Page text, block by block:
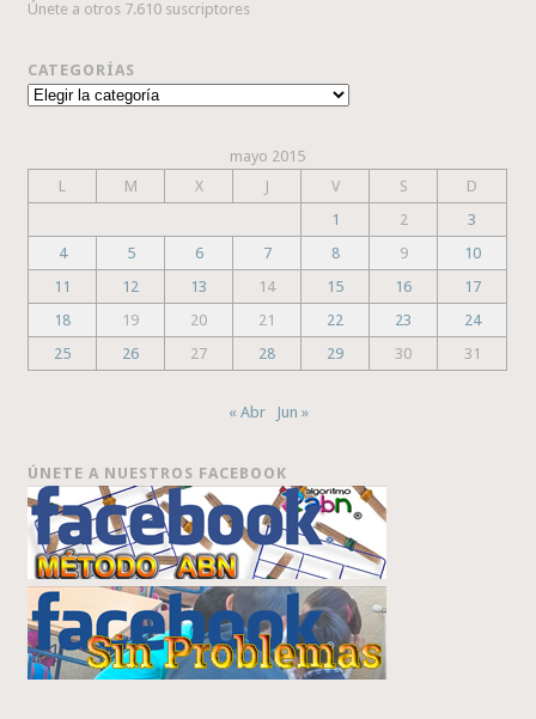
Únete a otros 7.610 suscriptores
CATEGORÍAS
Categorías
mayo 2015
L
M X J V S
D
1
2
3
4
5 6 7 8 9
10
11
12 13 14 15 16
17
18
19 20 21 22 23
24
25
26 27 28 29 30 31
« Abr Jun »
ÚNETE A NUESTROS FACEBOOK